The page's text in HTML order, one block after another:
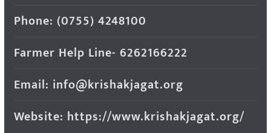
Phone: (0755) 4248100
Farmer Help Line- 6262166222
Email: info@krishakjagat.org
Website: https://www.krishakjagat.org/